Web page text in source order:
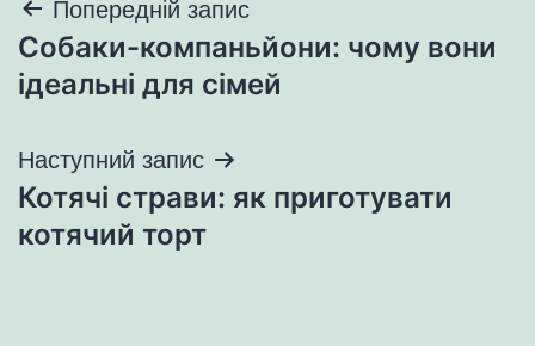
Навігація
записів
Попередній запис
Собаки-компаньйони: чому вони
ідеальні для сімей
Наступний запис
Котячі страви: як приготувати
котячий торт